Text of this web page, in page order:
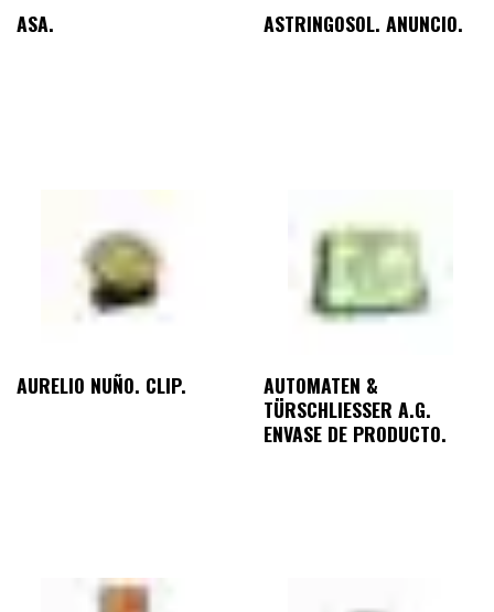
ASA. ASTRINGOSOL. ANUNCIO.
AURELIO NUÑO. CLIP.
AUTOMATEN &
TÜRSCHLIESSER A.G.
ENVASE DE PRODUCTO.